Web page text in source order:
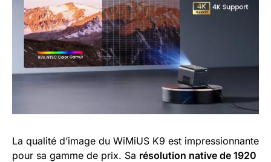
La qualité d’image du WiMiUS K9 est impressionnante
pour sa gamme de prix. Sa résolution native de 1920